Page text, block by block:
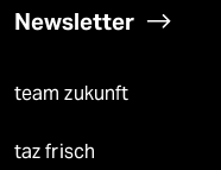
Newsletter
team zukunft
taz frisch